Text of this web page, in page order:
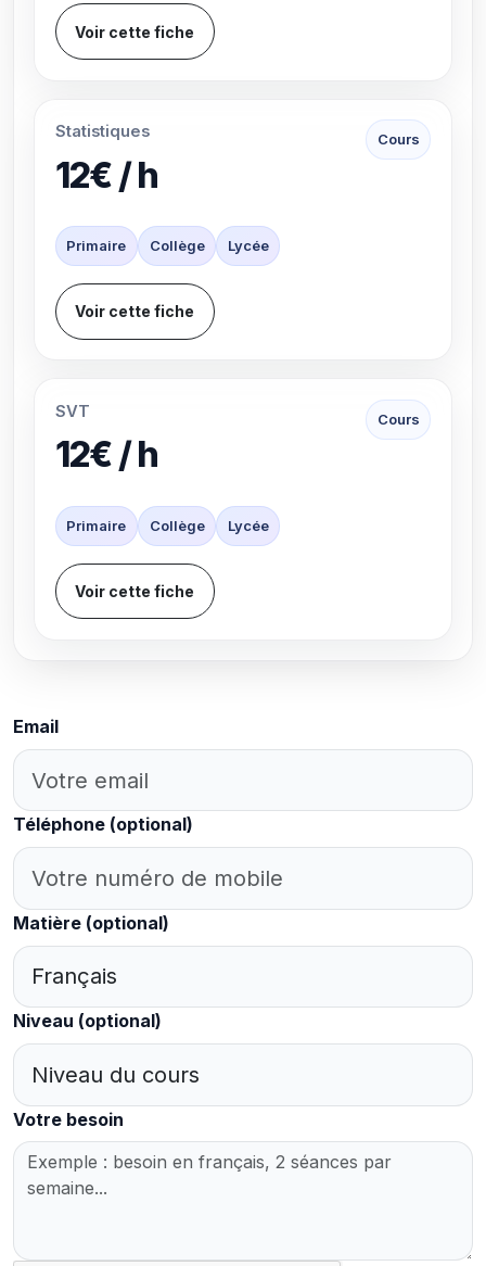
Voir cette fiche
Statistiques
12€ / h
Cours
Primaire Collège Lycée
Voir cette fiche
SVT
12€ / h
Cours
Primaire Collège Lycée
Voir cette fiche
Email
Téléphone (optional)
Matière (optional)
Niveau (optional)
Votre besoin